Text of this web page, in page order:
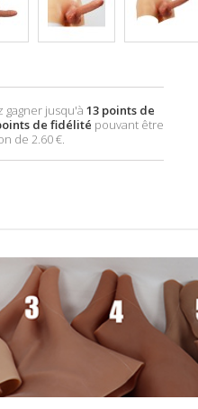
gagner jusqu'à 13 points de
de fidélité pouvant être
de 2.60 €